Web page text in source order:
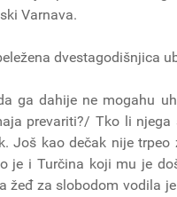
Varnava.
dvestagodišnjica
ga dahije ne mogahu
prevariti?/ Tko li
Još kao dečak nije trpeo
je i Turčina koji mu je
žeđ za slobodom vodila